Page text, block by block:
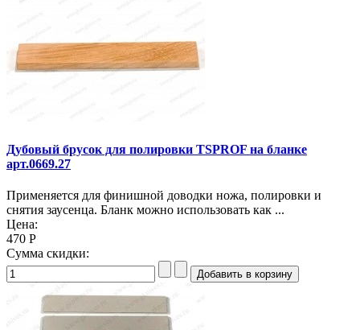
Дубовый брусок для полировки TSPROF на бланке
арт.0669.27
Применяется для финишной доводки ножа, полировки и
снятия заусенца. Бланк можно использовать как ...
Цена:
470 Р
Сумма скидки: